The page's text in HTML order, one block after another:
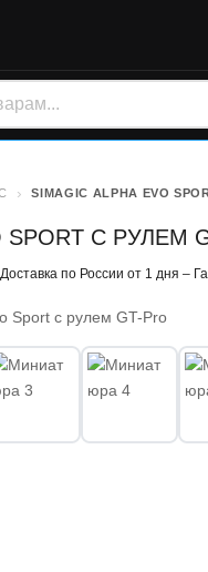
SIMAGIC ALPHA EVO
SPORT С РУЛЕМ
по России от 1 дня –